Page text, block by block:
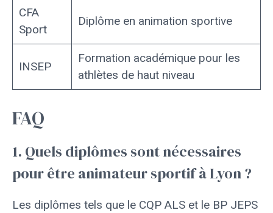
CFA
Sport
Diplôme en animation sportive
INSEP
Formation académique pour les
athlètes de haut niveau
FAQ
1. Quels diplômes sont nécessaires
pour être animateur sportif à Lyon ?
Les diplômes tels que le CQP ALS et le BP JEPS